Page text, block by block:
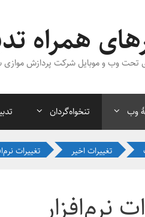
همراه
تحت وب و موبایل شرکت پردازش موازی
وب تنخواه‌گردان
تغییرات اخیر تغییرات
نرم‌افزار